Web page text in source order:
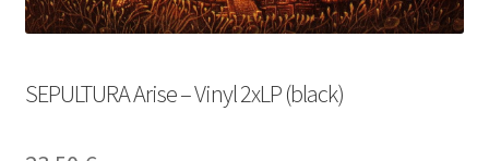
SEPULTURA Arise – Vinyl 2xLP (black)